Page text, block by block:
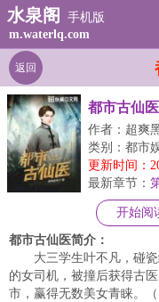
水泉阁
手机版
m.waterlq.com
返回
都市古仙医
作者：超爽
类别：都市
更新时间：
最新章节：
开始阅
都市古仙医简介：
大三学生叶不凡，碰
的女司机，被撞后获得古
市，赢得无数美女青睐。